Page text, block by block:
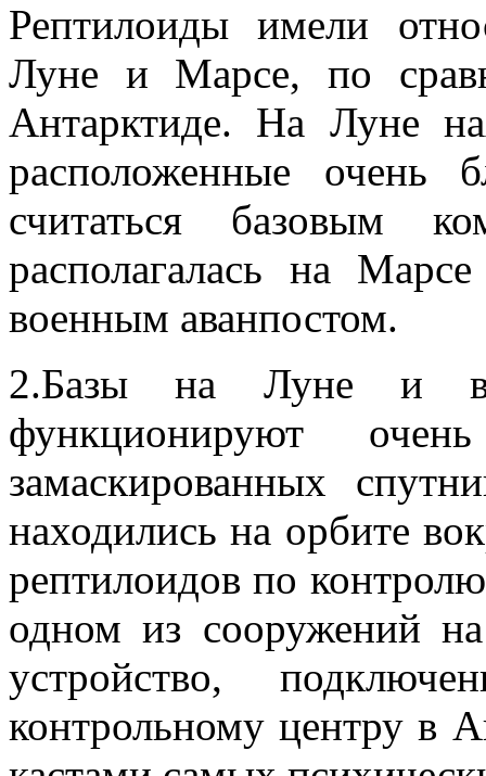
Рептилоиды имели
Луне и Марсе, по
Антарктиде. На Луне
расположенные очень
считаться базовым
располагалась на
военным аванпостом.
2.Базы на Луне и в
функционируют
замаскированных
находились на орбите
рептилоидов по
одном из сооружений
устройство,
контрольному центру в